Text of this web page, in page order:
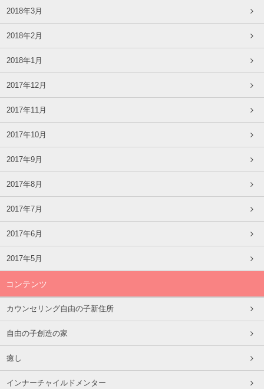
2018年3月
2018年2月
2018年1月
2017年12月
2017年11月
2017年10月
2017年9月
2017年8月
2017年7月
2017年6月
2017年5月
コンテンツ
カウンセリング自由の子新住所
自由の子創造の家
癒し
インナーチャイルドメンター